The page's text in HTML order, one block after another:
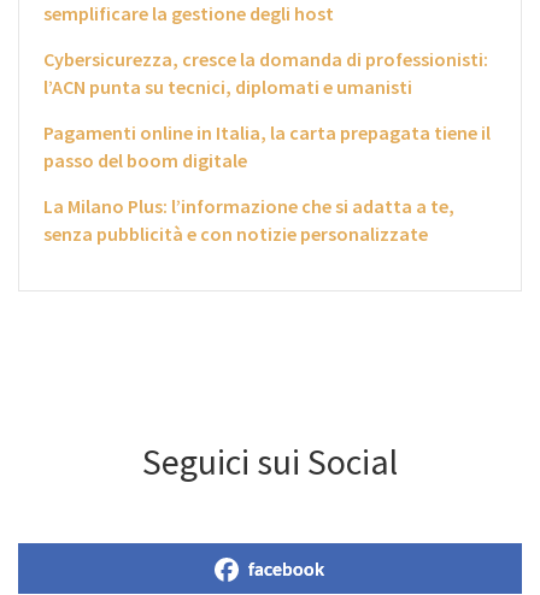
semplificare la gestione degli host
Cybersicurezza, cresce la domanda di professionisti:
l’ACN punta su tecnici, diplomati e umanisti
Pagamenti online in Italia, la carta prepagata tiene il
passo del boom digitale
La Milano Plus: l’informazione che si adatta a te,
senza pubblicità e con notizie personalizzate
Seguici sui Social
facebook